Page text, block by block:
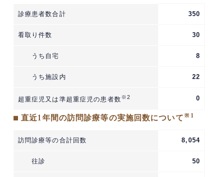
診療患者数合計 350
看取り件数 30
うち自宅 8
うち施設内 22
超重症児又は準超重症児の患者数※2 0
■ 直近1年間の訪問診療等の実施回数について※1
訪問診療等の合計回数 8,054
往診 50